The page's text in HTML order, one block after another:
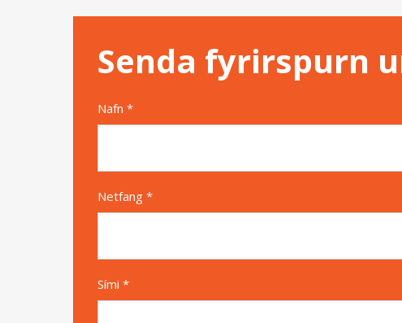
Senda fyrirspurn
Nafn *
Netfang *
Sími *